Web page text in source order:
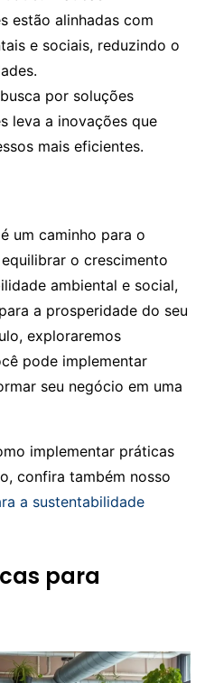
estão alinhadas com
e sociais, reduzindo o
por soluções
leva a inovações que
mais eficientes.
um caminho para o
o crescimento
ambiental e social,
a prosperidade do seu
exploraremos
pode implementar
seu negócio em uma
implementar práticas
confira também nosso
a sustentabilidade
para